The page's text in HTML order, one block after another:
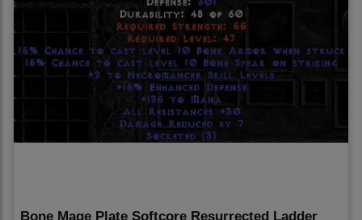
Bone Mage Plate Softcore Resurrected Ladder